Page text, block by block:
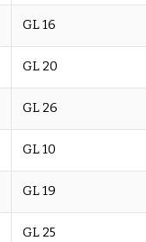
GL 16
GL 20
GL 26
GL 10
GL 19
GL 25